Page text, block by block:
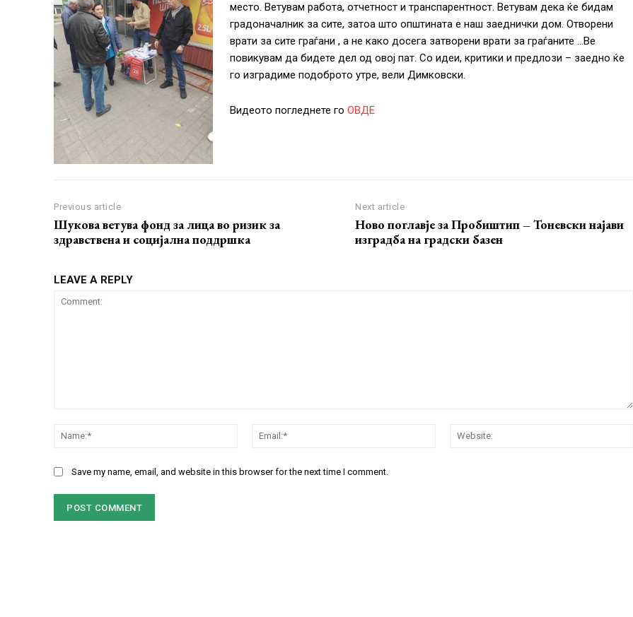
место. Ветувам работа, отчетност и транспарентност. Ветувам дека ќе бидам
градоначалник за сите, затоа што општината е наш заеднички дом. Отворени
врати за сите граѓани , а не како досега затворени врати за граѓаните …Ве
повикувам да бидете дел од овој пат. Со идеи, критики и предлози – заедно ќе
го изградиме подоброто утре, вели Димковски.
Видеото погледнете го ОВДЕ
Previous article
Шукова ветува фонд за лица во ризик за
здравствена и социјална поддршка
Next article
Ново поглавје за Пробиштип – Тоневски најави
изградба на градски базен
LEAVE A REPLY
Name:*
Email:*
Save my name, email, and website in this browser for the next time I comment.